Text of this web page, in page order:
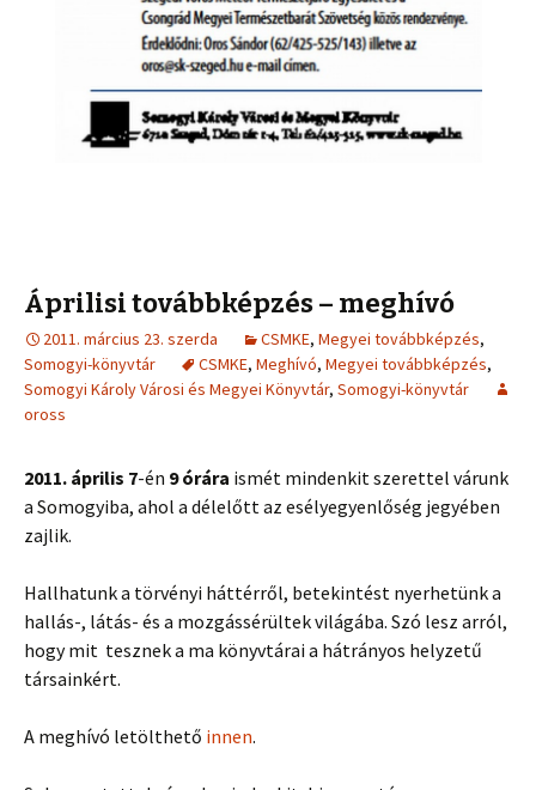
Áprilisi továbbképzés – meghívó
2011. március 23. szerda CSMKE, Megyei továbbképzés,
Somogyi-könyvtár
CSMKE, Meghívó, Megyei továbbképzés,
Somogyi Károly Városi és Megyei Könyvtár, Somogyi-könyvtár
oross
2011. április 7-én 9 órára ismét mindenkit szerettel várunk
a Somogyiba, ahol a délelőtt az esélyegyenlőség jegyében
zajlik.
Hallhatunk a törvényi háttérről, betekintést nyerhetünk a
hallás-, látás- és a mozgássérültek világába. Szó lesz arról,
hogy mit tesznek a ma könyvtárai a hátrányos helyzetű
társainkért.
A meghívó letölthető innen.